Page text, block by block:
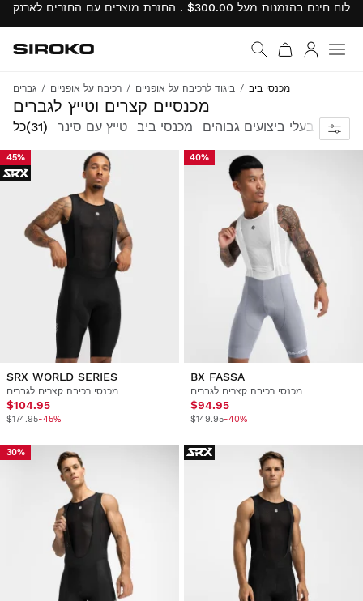
עבור לדף הבית
Siroko.com
גברים רכיבה על אופניים ביגוד לרכיבה על אופניים מכנסי ביב
מכנסיים קצרים וטייץ לגברים
הדור האחרון של חומרי גלם ובדים איכותיים משולבים במכנסיים קצרים עם כתפיות ייחודיים ב-100%.
כל(31) טייץ עם סינר מכנסי ביב סינרים בעלי ביצועים גבוהים
45%
SRX WORLD SERIES
מכנסי רכיבה קצרים לגברים
$104.95
$174.95-45%
40%
BX FASSA
מכנסי רכיבה קצרים לגברים
$94.95
$149.95-40%
30%